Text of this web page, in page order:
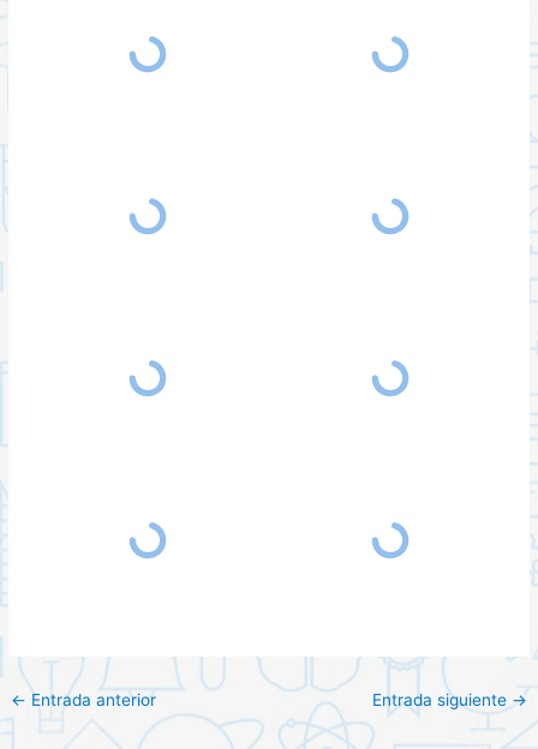
← Entrada anterior Entrada siguiente →